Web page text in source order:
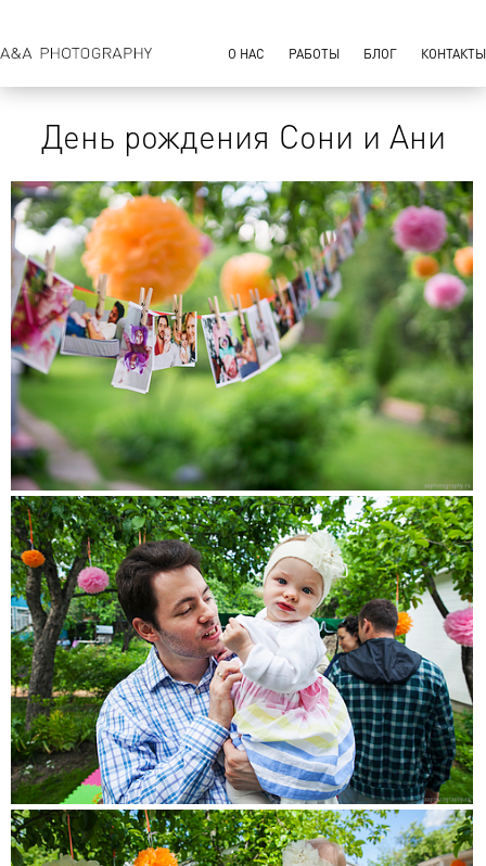
День рождения Сони и Ани
О НАС РАБОТЫ БЛОГ КОНТАКТЫ